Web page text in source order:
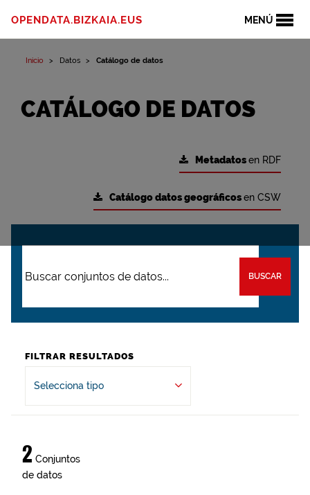
MENÚ
OPENDATA.BIZKAIA.EUS
Inicio Datos Catálogo de datos
CATÁLOGO DE DATOS
Metadatosen RDF
Catálogo datos geográficosen CSW
BUSCAR
FILTRAR RESULTADOS
Selecciona tipo
2 Conjuntos
de datos